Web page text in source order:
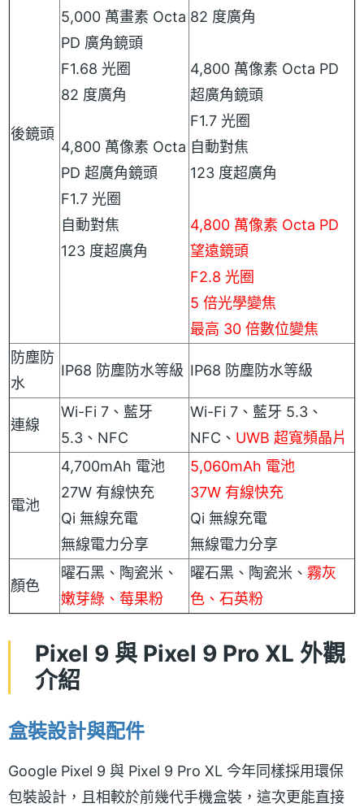
後鏡頭
5,000 萬畫素 Octa
PD 廣角鏡頭
F1.68 光圈
82 度廣角
4,800 萬像素 Octa
PD 超廣角鏡頭
F1.7 光圈
自動對焦
123 度超廣角
82 度廣角
4,800 萬像素 Octa PD
超廣角鏡頭
F1.7 光圈
自動對焦
123 度超廣角
4,800 萬像素 Octa PD
望遠鏡頭
F2.8 光圈
5 倍光學變焦
最高 30 倍數位變焦
防塵防
水
IP68 防塵防水等級 IP68 防塵防水等級
連線
Wi-Fi 7、藍牙
5.3、NFC
Wi-Fi 7、藍牙 5.3、
NFC、 UWB 超寬頻晶片
電池
4,700mAh 電池
27W 有線快充
Qi 無線充電
無線電力分享
5,060mAh 電池
37W 有線快充
Qi 無線充電
無線電力分享
顏色
曜石黑、陶瓷米、
嫩芽綠、莓果粉
曜石黑、陶瓷米、 霧灰
色、石英粉
Pixel 9 與 Pixel 9 Pro XL 外觀
介紹
盒裝設計與配件
Google Pixel 9 與 Pixel 9 Pro XL 今年同樣採用環保
包裝設計，且相較於前幾代手機盒裝，這次更能直接